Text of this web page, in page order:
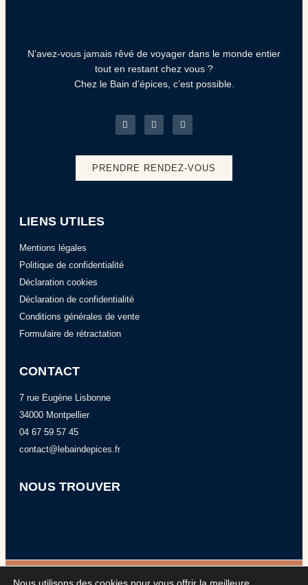
N’avez-vous jamais rêvé de voyager dans le monde entier
tout en restant chez vous ?
Chez le Bain d’épices, c’est possible.
PRENDRE RENDEZ-VOUS
LIENS UTILES
Mentions légales
Politique de confidentialité
Déclaration cookies
Déclaration de confidentialité
Conditions générales de vente
Formulaire de rétractation
CONTACT
7 rue Eugène Lisbonne
34000 Montpellier
04 67 59 57 45
contact@lebaindepices.fr
NOUS TROUVER